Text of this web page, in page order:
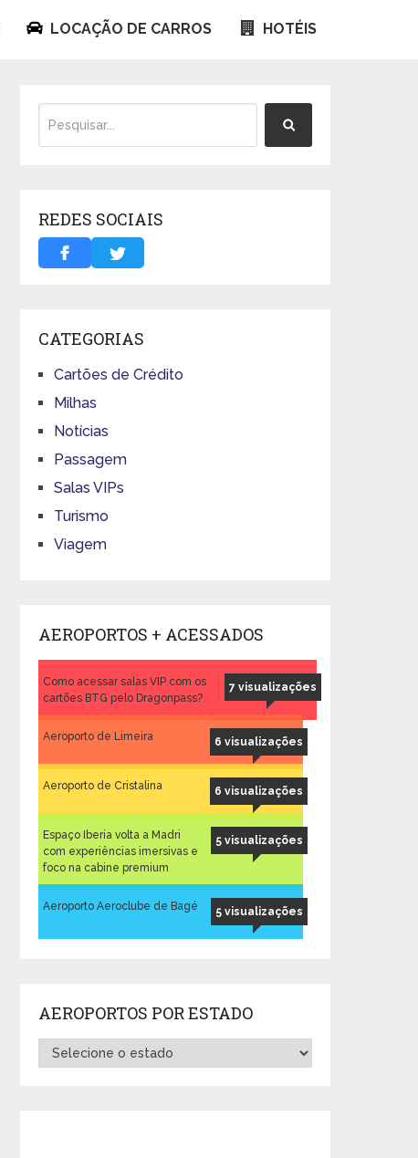
LOCAÇÃO DE CARROS HOTÉIS
REDES SOCIAIS
CATEGORIAS
Cartões de Crédito
Milhas
Notícias
Passagem
Salas VIPs
Turismo
Viagem
AEROPORTOS + ACESSADOS
7 visualizações
Como acessar salas VIP com os
cartões BTG pelo Dragonpass?
6 visualizações
Aeroporto de Limeira
6 visualizações
Aeroporto de Cristalina
5 visualizações
Espaço Iberia volta a Madri
com experiências imersivas e
foco na cabine premium
5 visualizações
Aeroporto Aeroclube de Bagé
AEROPORTOS POR ESTADO
Aeroportos
por